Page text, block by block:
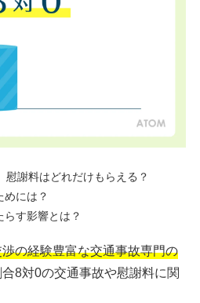
慰謝料はどれだけもらえる？
めには？
す影響とは？
の経験豊富な交通事故専門の
8対0の交通事故や慰謝料に関